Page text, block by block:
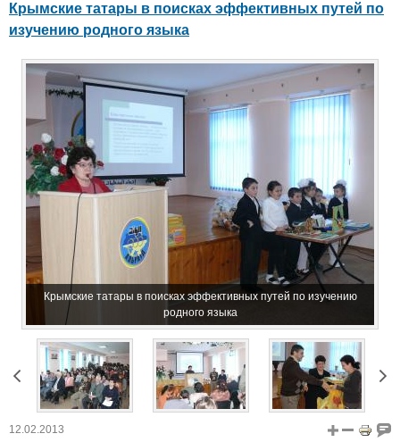
Крымские татары в поисках эффективных путей по
изучению родного языка
Крымские татары в поисках эффективных путей по изучению
родного языка
12.02.2013